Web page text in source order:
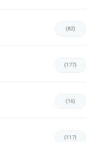
(82)
(177)
(16)
(117)